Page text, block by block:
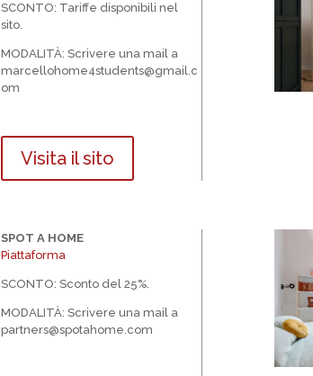
SCONTO: Tariffe disponibili nel
sito.
MODALITÀ: Scrivere una mail a
marcellohome4students@gmail.c
om
Visita il sito
SPOT A HOME
Piattaforma
SCONTO: Sconto del 25%.
MODALITÀ: Scrivere una mail a
partners@spotahome.com